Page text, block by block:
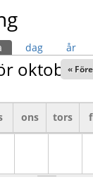
(aktiv flik)
dag år
oktober
«
ons tors